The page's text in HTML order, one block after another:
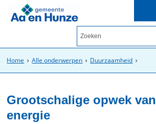
Home Alle onderwerpen Duurzaamheid
Grootschalige opwek
energie